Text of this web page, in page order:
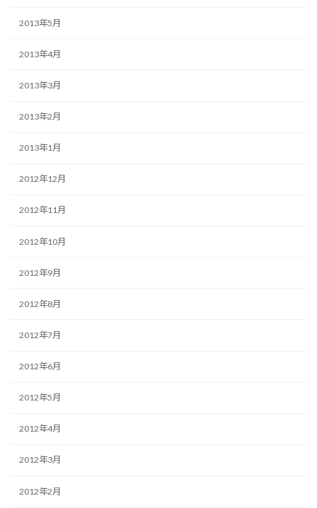
2013年5月
2013年4月
2013年3月
2013年2月
2013年1月
2012年12月
2012年11月
2012年10月
2012年9月
2012年8月
2012年7月
2012年6月
2012年5月
2012年4月
2012年3月
2012年2月